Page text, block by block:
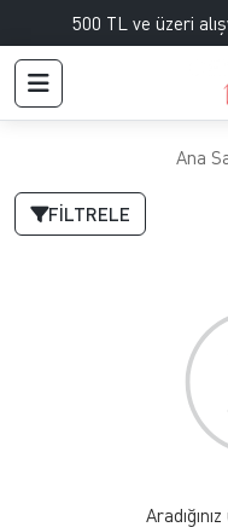
500 TL ve üzeri
Ana
FILTRELE